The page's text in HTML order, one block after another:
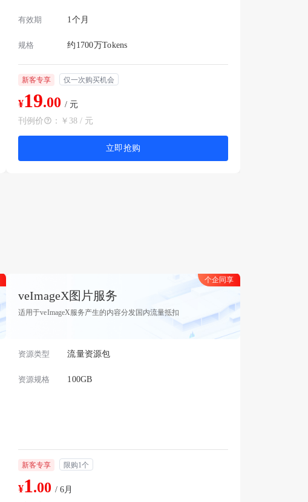
有效期 1个月
规格 约1700万Tokens
新客专享 仅一次购买机会
¥19.00 / 元
刊例价
： ￥38 / 元
立即抢购
个企同享
veImageX图片服务
适用于veImageX服务产生的内容分发国内流量抵扣
资源类型 流量资源包
资源规格 100GB
新客专享 限购1个
¥1.00 / 6月